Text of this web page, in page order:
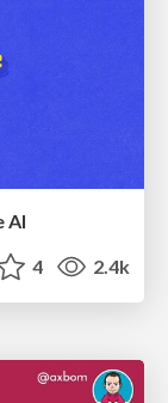
AI
4 2.4k